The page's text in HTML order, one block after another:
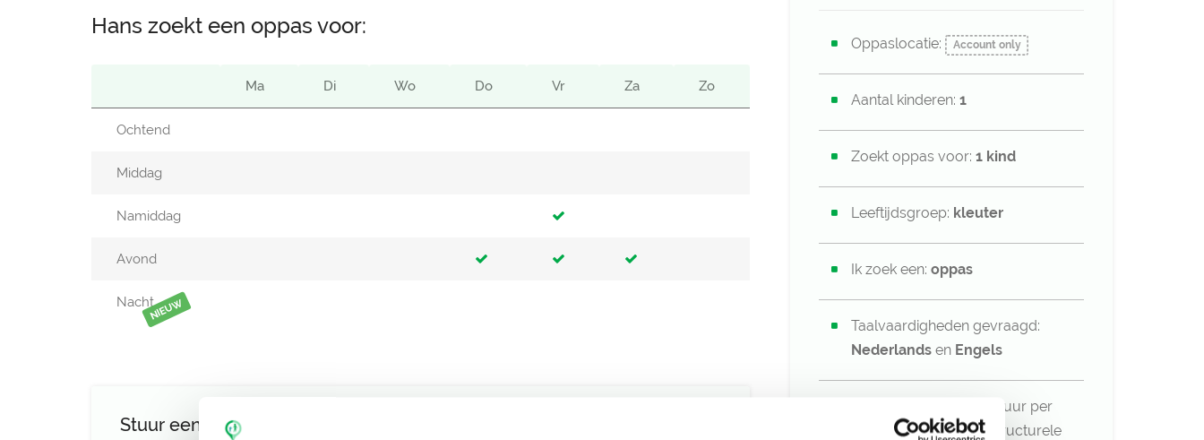
Oppaslocatie: Account only
Aantal kinderen: 1
Zoekt oppas voor: 1 kind
Leeftijdsgroep: kleuter
Ik zoek een: oppas
Taalvaardigheden gevraagd:
Nederlands en Engels
uur per
week op flexibele en structurele
Hans zoekt een oppas voor:
Ma Di Wo Do Vr Za Zo
Ochtend
Middag
Namiddag
Avond
NachtNIEUW
Stuur een bericht aan Hans